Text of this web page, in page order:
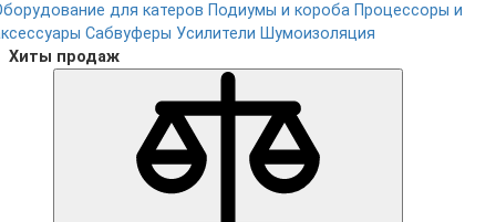
для катеров Подиумы и короба Процессоры и
Сабвуферы Усилители Шумоизоляция
Хиты продаж